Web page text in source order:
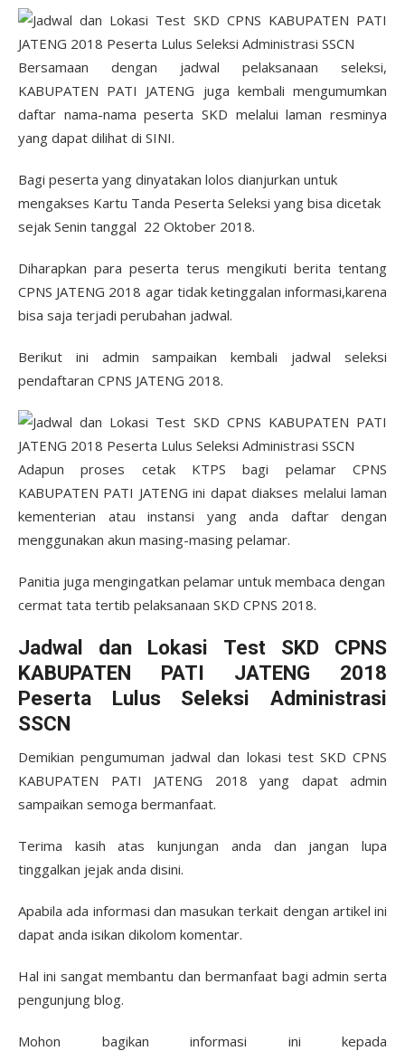
Bersamaan dengan jadwal pelaksanaan seleksi,
KABUPATEN PATI JATENG juga kembali mengumumkan
daftar nama-nama peserta SKD melalui laman resminya
yang dapat dilihat di SINI.
Bagi peserta yang dinyatakan lolos dianjurkan untuk
mengakses Kartu Tanda Peserta Seleksi yang bisa dicetak
sejak Senin tanggal 22 Oktober 2018.
Diharapkan para peserta terus mengikuti berita tentang
CPNS JATENG 2018 agar tidak ketinggalan informasi,karena
bisa saja terjadi perubahan jadwal.
Berikut ini admin sampaikan kembali jadwal seleksi
pendaftaran CPNS JATENG 2018.
Adapun proses cetak KTPS bagi pelamar CPNS
KABUPATEN PATI JATENG ini dapat diakses melalui laman
kementerian atau instansi yang anda daftar dengan
menggunakan akun masing-masing pelamar.
Panitia juga mengingatkan pelamar untuk membaca dengan
cermat tata tertib pelaksanaan SKD CPNS 2018.
Jadwal dan Lokasi Test SKD CPNS
KABUPATEN PATI JATENG 2018
Peserta Lulus Seleksi Administrasi
SSCN
Demikian pengumuman jadwal dan lokasi test SKD CPNS
KABUPATEN PATI JATENG 2018 yang dapat admin
sampaikan semoga bermanfaat.
Terima kasih atas kunjungan anda dan jangan lupa
tinggalkan jejak anda disini.
Apabila ada informasi dan masukan terkait dengan artikel ini
dapat anda isikan dikolom komentar.
Hal ini sangat membantu dan bermanfaat bagi admin serta
pengunjung blog.
Mohon bagikan informasi ini kepada